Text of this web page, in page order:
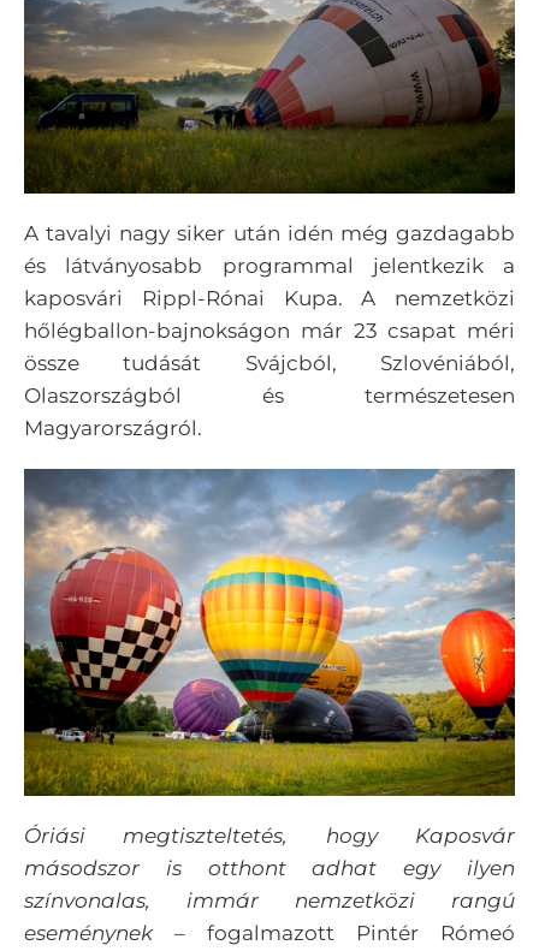
A tavalyi nagy siker után idén még gazdagabb
és látványosabb programmal jelentkezik a
kaposvári Rippl-Rónai Kupa. A nemzetközi
hőlégballon-bajnokságon már 23 csapat méri
össze tudását Svájcból, Szlovéniából,
Olaszországból és természetesen
Magyarországról.
Óriási megtiszteltetés, hogy Kaposvár
másodszor is otthont adhat egy ilyen
színvonalas, immár nemzetközi rangú
eseménynek – fogalmazott Pintér Rómeó